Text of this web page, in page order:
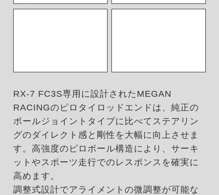
RX-7 FC3S専用に設計されたMEGAN
RACINGのピロタイロッドエンドは、純正の
ボールジョイントタイプに比べてステアリン
グのダイレクト感と剛性を大幅に向上させま
す。高強度のピロボール構造により、サーキ
ットやスポーツ走行でのレスポンスを確実に
高めます。
調整式設計でアライメントの微調整が可能な